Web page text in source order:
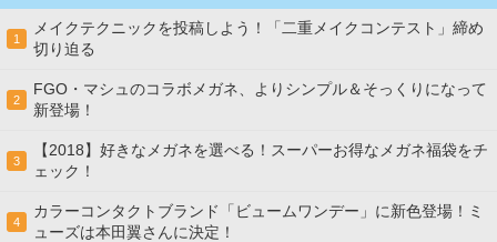
1
メイクテクニックを投稿しよう！「二重メイクコンテスト」締め
切り迫る
2
FGO・マシュのコラボメガネ、よりシンプル＆そっくりになって
新登場！
3
【2018】好きなメガネを選べる！スーパーお得なメガネ福袋をチ
ェック！
4
カラーコンタクトブランド「ビュームワンデー」に新色登場！ミ
ューズは本田翼さんに決定！